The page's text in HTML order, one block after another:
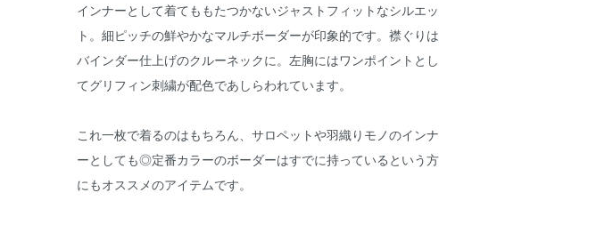
インナーとして着てももたつかないジャストフィットなシルエッ
ト。細ピッチの鮮やかなマルチボーダーが印象的です。襟ぐりは
バインダー仕上げのクルーネックに。左胸にはワンポイントとし
てグリフィン刺繍が配色であしらわれています。
これ一枚で着るのはもちろん、サロペットや羽織りモノのインナ
ーとしても◎定番カラーのボーダーはすでに持っているという方
にもオススメのアイテムです。